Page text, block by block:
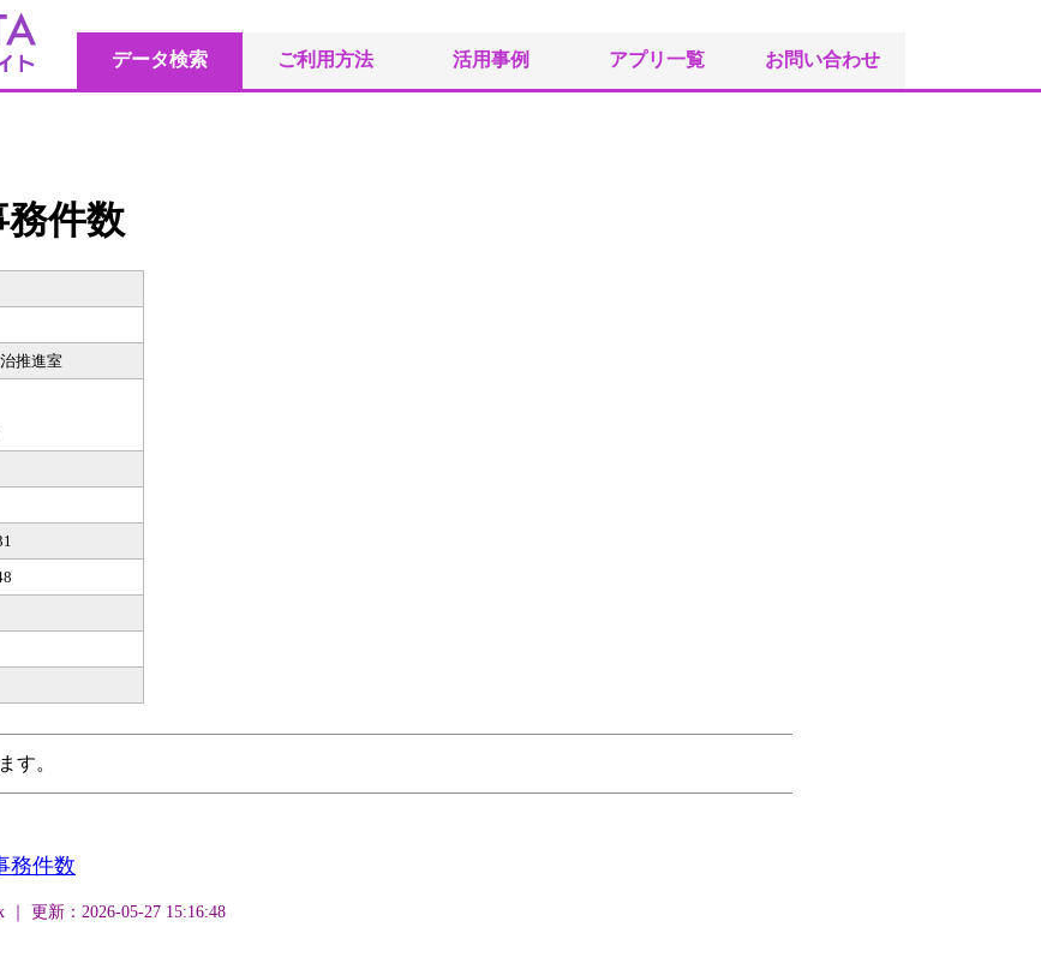
データ検索 ご利用方法 活用事例 アプリ一覧 お問い合わせ
件数
推進室
す。
務件数
更新：2026-05-27 15:16:48